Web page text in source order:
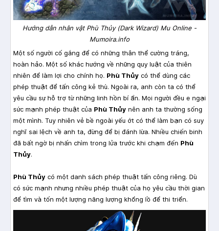
Hướng dẫn nhân vật Phù Thủy (Dark Wizard) Mu Online -
Mumoira.info
Một số người cố gắng để có những thân thể cường tráng,
hoàn hảo. Một số khác hướng về những quy luật của thiên
nhiên để làm lợi cho chính họ. Phù Thủy có thể dùng các
phép thuật để tấn công kẻ thù. Ngoài ra, anh còn ta có thể
yêu cầu sự hỗ trợ từ những linh hồn bí ẩn. Mọi người đều e ngại
sức mạnh phép thuật của Phù Thủy nên anh ta thường sống
một mình. Tuy nhiên vẻ bề ngoài yếu ớt có thể làm bạn có suy
nghĩ sai lệch về anh ta, đừng để bị đánh lừa. Nhiều chiến binh
đã bất ngờ bị nhấn chìm trong lửa trước khi chạm đến Phù
Thủy.
Phù Thủy có một danh sách phép thuật tấn công riêng. Dù
có sức mạnh nhưng nhiều phép thuật của họ yêu cầu thời gian
để tìm và tốn một lượng năng lượng khổng lồ để thi triển.